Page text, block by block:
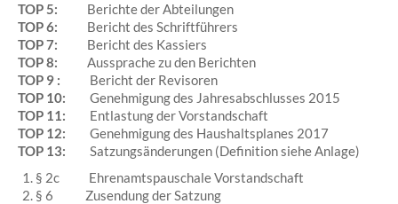
TOP 5: Berichte der Abteilungen
TOP 6: Bericht des Schriftführers
TOP 7: Bericht des Kassiers
TOP 8: Aussprache zu den Berichten
TOP 9 : Bericht der Revisoren
TOP 10: Genehmigung des Jahresabschlusses 2015
TOP 11: Entlastung der Vorstandschaft
TOP 12: Genehmigung des Haushaltsplanes 2017
TOP 13: Satzungsänderungen (Definition siehe Anlage)
§ 2c Ehrenamtspauschale Vorstandschaft
§ 6 Zusendung der Satzung